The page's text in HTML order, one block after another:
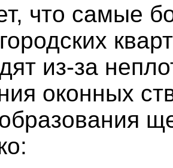
что самые
из-за
оконных